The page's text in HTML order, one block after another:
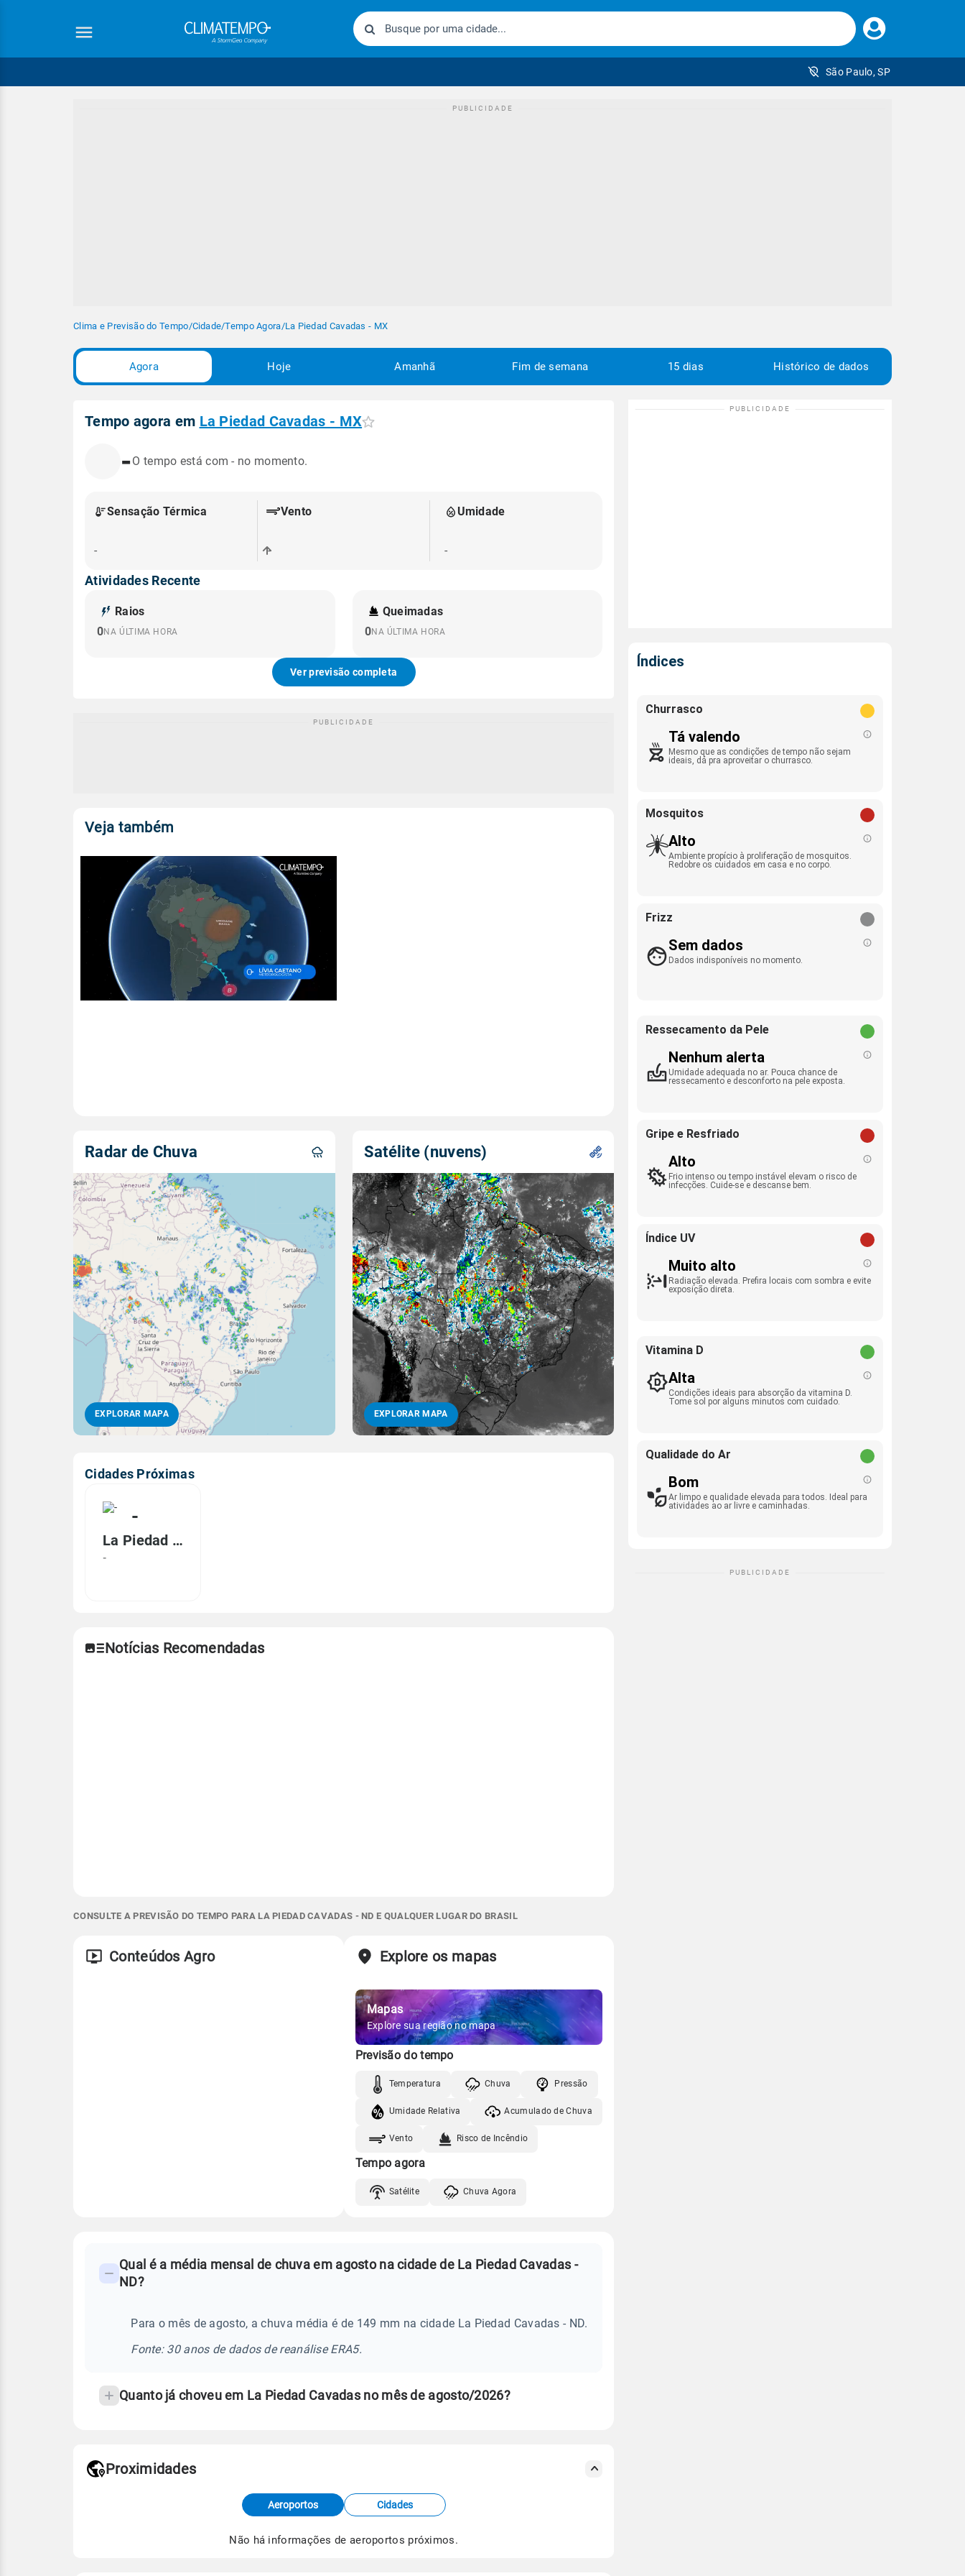
Faça
seu
São Paulo, SP
Clima e Previsão do Tempo/Cidade/Tempo Agora/La Piedad Cavadas - MX
Agora Hoje Amanhã Fim de semana 15 dias Histórico de dados
Tempo agora em La Piedad Cavadas - MX
-O tempo está com - no momento.
Sensação Térmica
-
Vento
-
Umidade
-
Atividades Recente
Raios
0NA ÚLTIMA HORA
Queimadas
0NA ÚLTIMA HORA
Ver previsão completa
Veja também
Radar de Chuva
EXPLORAR MAPA
Satélite (nuvens)
EXPLORAR MAPA
Cidades Próximas
-
La Piedad Cavadas, ND
-
Notícias Recomendadas
CONSULTE A PREVISÃO DO TEMPO PARA LA PIEDAD CAVADAS - ND E QUALQUER LUGAR DO BRASIL
Conteúdos Agro Explore os mapas
Mapas
Explore sua região no mapa
Previsão do tempo
Temperatura Chuva Pressão
Umidade Relativa Acumulado de Chuva
Vento Risco de Incêndio
Tempo agora
Satélite Chuva Agora
Perguntas
temperatura
Qual é a média mensal de chuva em agosto na cidade de La Piedad Cavadas -
ND?
Para o mês de agosto, a chuva média é de 149 mm na cidade La Piedad Cavadas - ND.
Fonte: 30 anos de dados de reanálise ERA5.
Quanto já choveu em La Piedad Cavadas no mês de agosto/2026?
de Tempo e Estudos Climáticos (CPTEC).
Proximidades
Aeroportos Cidades
Não há informações de aeroportos próximos.
Índices
Churrasco
Tá valendo
Mesmo que as condições de tempo não sejam
ideais, dá pra aproveitar o churrasco.
Mosquitos
Alto
Ambiente propício à proliferação de mosquitos.
Redobre os cuidados em casa e no corpo.
Frizz
Sem dados
Dados indisponíveis no momento.
Ressecamento da Pele
Nenhum alerta
Umidade adequada no ar. Pouca chance de
ressecamento e desconforto na pele exposta.
Gripe e Resfriado
Alto
Frio intenso ou tempo instável elevam o risco de
infecções. Cuide-se e descanse bem.
Índice UV
Muito alto
Radiação elevada. Prefira locais com sombra e evite
exposição direta.
Vitamina D
Alta
Condições ideais para absorção da vitamina D.
Tome sol por alguns minutos com cuidado.
Qualidade do Ar
Bom
Ar limpo e qualidade elevada para todos. Ideal para
atividades ao ar livre e caminhadas.